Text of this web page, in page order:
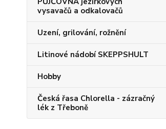
vysavačů a odkalovačů
Uzení, grilování, rožnění
Litinové nádobí SKEPPSHULT
Hobby
Česká řasa Chlorella - zázračný
lék z Třeboně